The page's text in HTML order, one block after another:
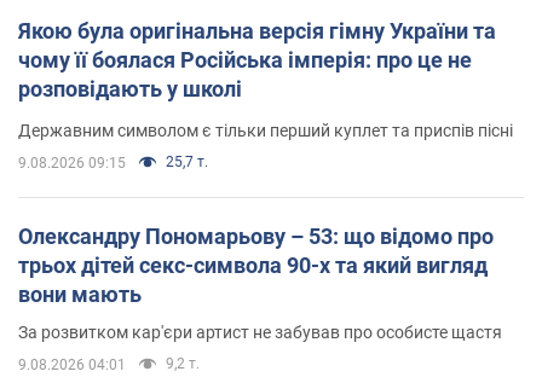
Якою була оригінальна версія гімну України та
чому її боялася Російська імперія: про це не
розповідають у школі
Державним символом є тільки перший куплет та приспів пісні
9.08.2026 09:15 25,7 т.
Олександру Пономарьову – 53: що відомо про
трьох дітей секс-символа 90-х та який вигляд
вони мають
За розвитком кар'єри артист не забував про особисте щастя
9.08.2026 04:01 9,2 т.